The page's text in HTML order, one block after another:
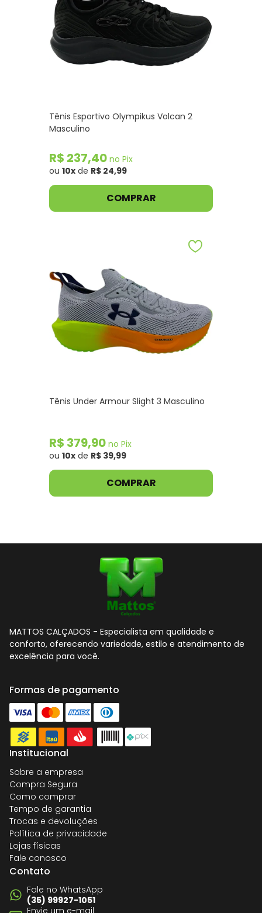
Tênis Esportivo Olympikus Volcan 2
Masculino
R$ 237,40 no Pix
ou 10x de R$ 24,99
COMPRAR
Tênis Under Armour Slight 3 Masculino
R$ 379,90 no Pix
ou 10x de R$ 39,99
COMPRAR
MATTOS CALÇADOS - Especialista em qualidade e
conforto, oferecendo variedade, estilo e atendimento de
excelência para você.
Formas de pagamento
Institucional
Sobre a empresa
Compra Segura
Como comprar
Tempo de garantia
Trocas e devoluções
Política de privacidade
Lojas físicas
Fale conosco
Contato
Fale no WhatsApp
(35) 99927-1051
Envie um e-mail